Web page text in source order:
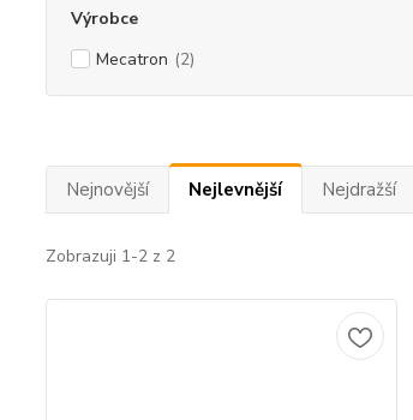
Výrobce
Mecatron (2)
Nejnovější Nejlevnější Nejdražší
Zobrazuji 1-2 z 2